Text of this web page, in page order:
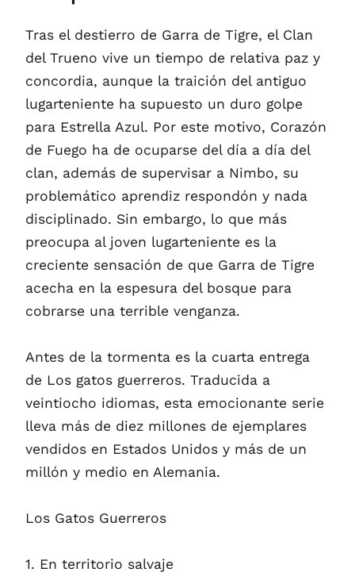
Tras el destierro de Garra de Tigre, el Clan
del Trueno vive un tiempo de relativa paz y
concordia, aunque la traición del antiguo
lugarteniente ha supuesto un duro golpe
para Estrella Azul. Por este motivo, Corazón
de Fuego ha de ocuparse del día a día del
clan, además de supervisar a Nimbo, su
problemático aprendiz respondón y nada
disciplinado. Sin embargo, lo que más
preocupa al joven lugarteniente es la
creciente sensación de que Garra de Tigre
acecha en la espesura del bosque para
cobrarse una terrible venganza.
Antes de la tormenta es la cuarta entrega
de Los gatos guerreros. Traducida a
veintiocho idiomas, esta emocionante serie
lleva más de diez millones de ejemplares
vendidos en Estados Unidos y más de un
millón y medio en Alemania.
Los Gatos Guerreros
1. En territorio salvaje